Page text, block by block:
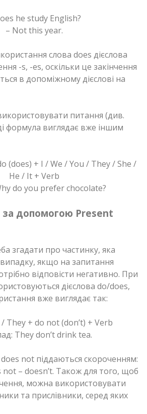
he study English?
– Not this year.
слова does дієслова
-s, -es, оскільки це закінчення
в допоміжному дієслові на
питання (див.
формула виглядає вже іншим
(does) + I / We / You / They / She /
He / It + Verb
do you prefer chocolate?
за допомогою Present
згадати про частинку, яка
якщо на запитання
відповісти негативно. При
дієслова do/does,
вже виглядає так:
They + do not (don’t) + Verb
They don’t drink tea.
does not піддаються скороченням:
not – doesn’t. Також для того, щоб
можна використовувати
та прислівники, серед яких